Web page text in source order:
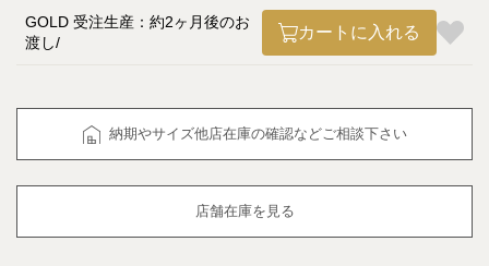
GOLD 受注生産：約2ヶ月後のお
渡し
カートに入れる
納期やサイズ他店在庫の確認などご相談下さい
店舗在庫を見る